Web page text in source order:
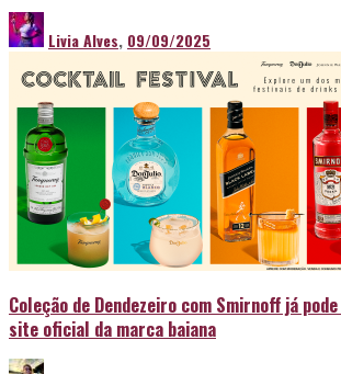
Livia Alves, 09/09/2025
Coleção de Dendezeiro com Smirnoff já
site oficial da marca baiana